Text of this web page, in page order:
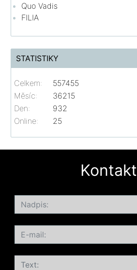
Quo Vadis
FILIA
STATISTIKY
Online: 25
Celkem:
557455
Měsíc:
36215
Den:
932
Kontakt